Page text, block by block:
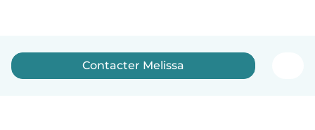
Contacter Melissa